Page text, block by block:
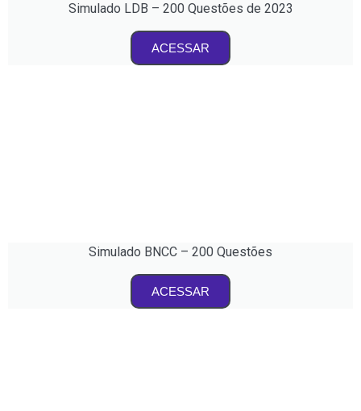
Simulado LDB – 200 Questões de 2023
ACESSAR
Simulado BNCC – 200 Questões
ACESSAR